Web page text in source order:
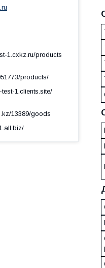
1.cxkz.ru/products
products/
1.clients.site/
13389/goods